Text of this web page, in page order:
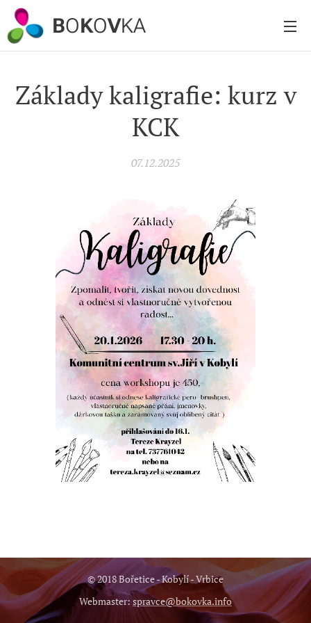
BOKOVKA
Základy kaligrafie: kurz v
KCK
07.12.2025
© 2018 Bořetice - Kobylí - Vrbice
Webmaster: spravce@bokovka.info